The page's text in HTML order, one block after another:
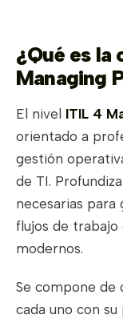
¿Qué es
Managing
El nivel ITIL 4
orientado a
gestión
de TI.
necesarias
flujos de
modernos.
Se compone de
cada uno con